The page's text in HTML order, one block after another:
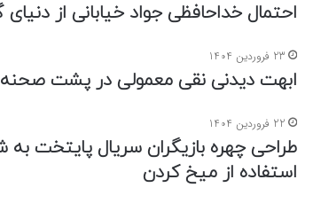
احتمال خداحافظی جواد خیابانی از
23 فروردین 1404
ابهت دیدنی نقی معمولی در پشت
22 فروردین 1404
طراحی چهره بازیگران سریال پایتخت به
استفاده از میخ کردن